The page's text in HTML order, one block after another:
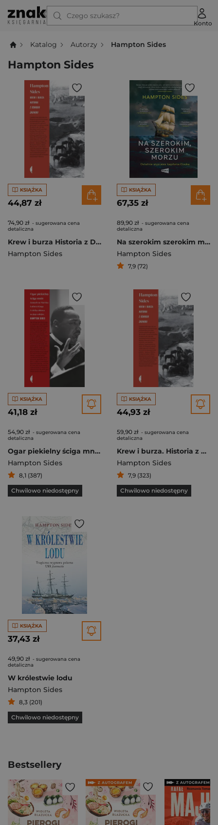
Czego szukasz?
Konto
Katalog Autorzy Hampton Sides
Hampton Sides
KSIĄŻKA
44,87 zł
74,90 zł - sugerowana cena
detaliczna
Krew i burza Historia z Dzikiego Zachodu
Hampton Sides
KSIĄŻKA
67,35 zł
89,90 zł - sugerowana cena
detaliczna
Na szerokim szerokim morzu. Ostatnia wyprawa kapitana Cooka
Hampton Sides
7,9 (72)
KSIĄŻKA
41,18 zł
54,90 zł - sugerowana cena
detaliczna
Ogar piekielny ściga mnie Zamach na Martina Luthera Kinga i wielka obława na jego zabójcę
Hampton Sides
8,1 (387)
Chwilowo niedostępny
KSIĄŻKA
44,93 zł
59,90 zł - sugerowana cena
detaliczna
Krew i burza. Historia z Dzikiego Zachodu
Hampton Sides
7,9 (323)
Chwilowo niedostępny
KSIĄŻKA
37,43 zł
49,90 zł - sugerowana cena
detaliczna
W królestwie lodu
Hampton Sides
8,3 (201)
Chwilowo niedostępny
Bestsellery